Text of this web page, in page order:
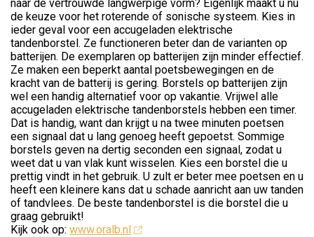
naar de vertrouwde langwerpige vorm? Eigenlijk maakt u nu
de keuze voor het roterende of sonische systeem. Kies in
ieder geval voor een accugeladen elektrische
tandenborstel. Ze functioneren beter dan de varianten op
batterijen. De exemplaren op batterijen zijn minder effectief.
Ze maken een beperkt aantal poetsbewegingen en de
kracht van de batterij is gering. Borstels op batterijen zijn
wel een handig alternatief voor op vakantie. Vrijwel alle
accugeladen elektrische tandenborstels hebben een timer.
Dat is handig, want dan krijgt u na twee minuten poetsen
een signaal dat u lang genoeg heeft gepoetst. Sommige
borstels geven na dertig seconden een signaal, zodat u
weet dat u van vlak kunt wisselen. Kies een borstel die u
prettig vindt in het gebruik. U zult er beter mee poetsen en u
heeft een kleinere kans dat u schade aanricht aan uw tanden
of tandvlees. De beste tandenborstel is die borstel die u
graag gebruikt!
Kijk ook op: www.oralb.nl